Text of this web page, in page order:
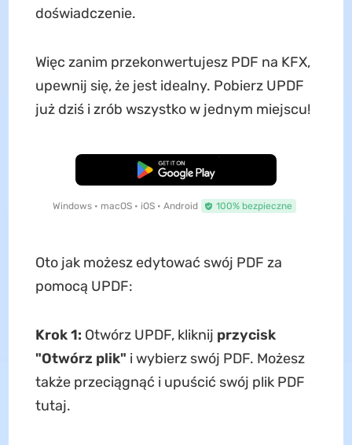
doświadczenie.
Więc zanim przekonwertujesz PDF na KFX,
upewnij się, że jest idealny. Pobierz UPDF
już dziś i zrób wszystko w jednym miejscu!
Pobierz za darmo
Windows • macOS • iOS • Android 100% bezpieczne
Oto jak możesz edytować swój PDF za
pomocą UPDF:
Krok 1: Otwórz UPDF, kliknij przycisk
"Otwórz plik" i wybierz swój PDF. Możesz
także przeciągnąć i upuścić swój plik PDF
tutaj.